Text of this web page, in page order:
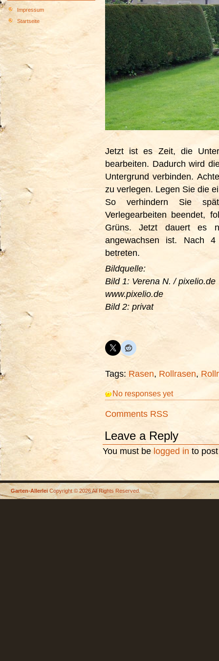
Impressum
Startseite
Jetzt ist es Zeit, die
bearbeiten. Dadurch wird
Untergrund verbinden.
zu verlegen. Legen Sie die
So verhindern Sie
Verlegearbeiten beendet,
Grüns. Jetzt dauert es
angewachsen ist. Nach
betreten.
Bildquelle:
Bild 1: Verena N. / pixelio.de
www.pixelio.de
Bild 2: privat
Tags: Rasen, Rollrasen,
No responses yet
Comments RSS
Leave a Reply
You must be logged in to
Garten-Allerlei Copyright © 2026 All Rights Reserved.